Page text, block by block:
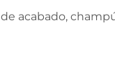
acabado,